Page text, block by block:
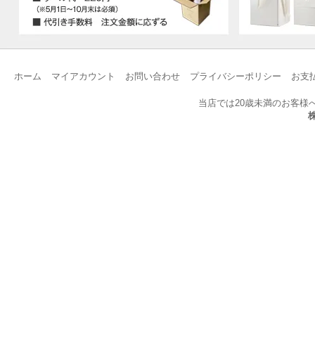
ホーム マイアカウント お問い合わせ プライバシーポリシー お支
当店では20歳未満のお客様